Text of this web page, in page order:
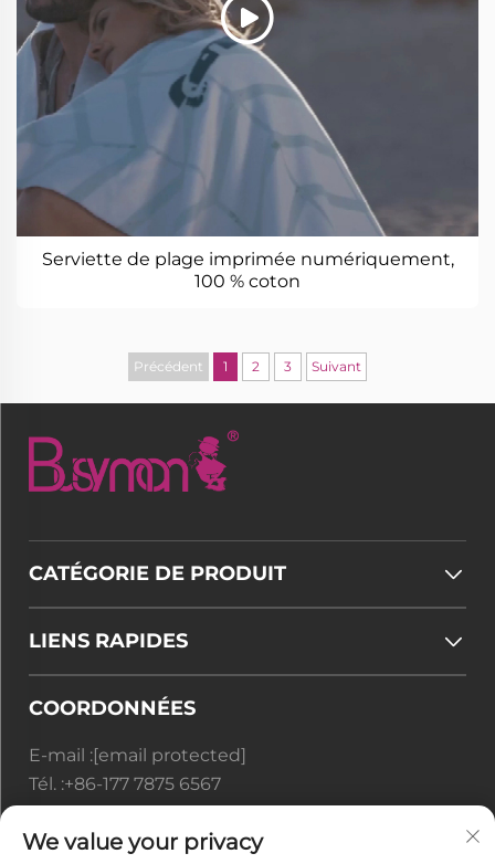
Serviette de plage imprimée numériquement,
100 % coton
Précédent 1 2 3 Suivant
CATÉGORIE DE PRODUIT
LIENS RAPIDES
COORDONNÉES
E-mail :[email protected]
Tél. :+86-177 7875 6567
Office add : N° 128-8 Rue Taihangshan, Zone de
We value your privacy